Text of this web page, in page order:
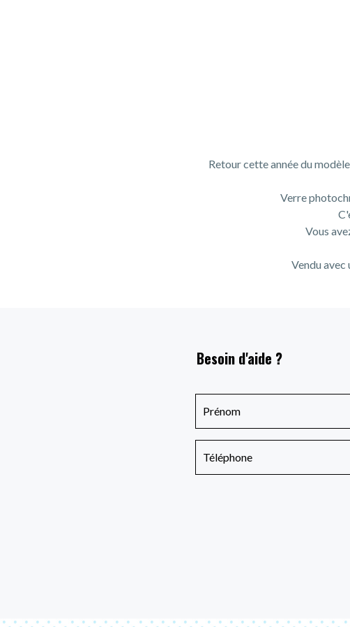
Retour cette année du
Verre
Vous
Vendu
Besoin d'aide ?